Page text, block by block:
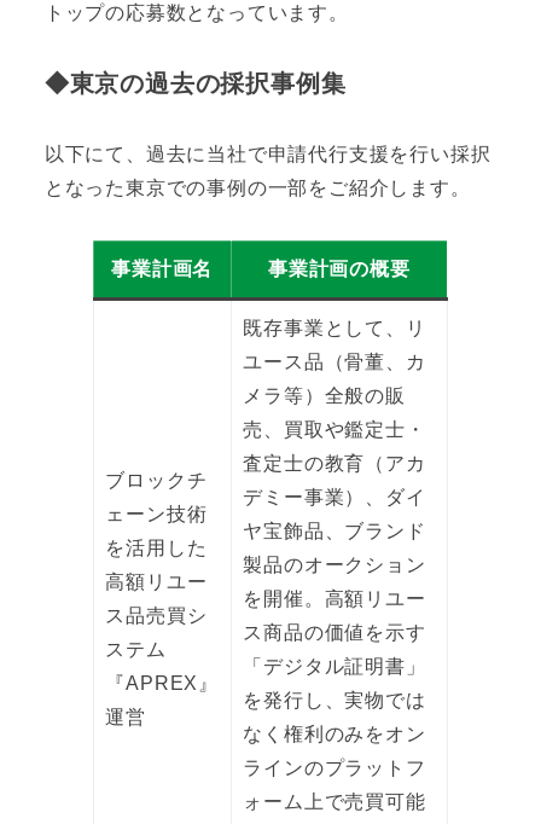
トップの応募数となっています。
◆東京の過去の採択事例集
以下にて、過去に当社で申請代行支援を行い採択
となった東京での事例の一部をご紹介します。
事業計画名 事業計画の概要
ブロックチ
ェーン技術
を活用した
高額リユー
ス品売買シ
ステム
『APREX』
運営
既存事業として、リ
ユース品（骨董、カ
メラ等）全般の販
売、買取や鑑定士・
査定士の教育（アカ
デミー事業）、ダイ
ヤ宝飾品、ブランド
製品のオークション
を開催。高額リユー
ス商品の価値を示す
「デジタル証明書」
を発行し、実物では
なく権利のみをオン
ラインのプラットフ
ォーム上で売買可能